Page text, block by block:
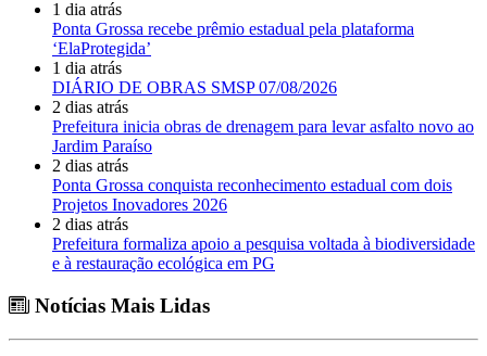
1 dia atrás
Ponta Grossa recebe prêmio estadual pela plataforma
‘ElaProtegida’
1 dia atrás
DIÁRIO DE OBRAS SMSP 07/08/2026
2 dias atrás
Prefeitura inicia obras de drenagem para levar asfalto novo ao
Jardim Paraíso
2 dias atrás
Ponta Grossa conquista reconhecimento estadual com dois
Projetos Inovadores 2026
2 dias atrás
Prefeitura formaliza apoio a pesquisa voltada à biodiversidade
e à restauração ecológica em PG
Notícias Mais Lidas